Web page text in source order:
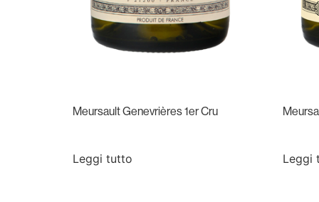
Meursault Genevrières 1er Cru
Leggi tutto Leggi